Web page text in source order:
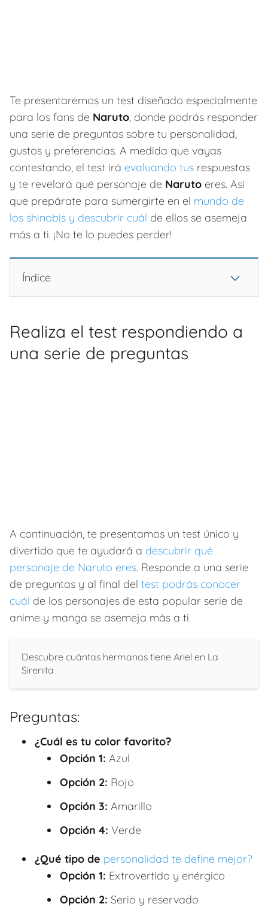
Te presentaremos un test diseñado especialmente
para los fans de Naruto, donde podrás responder
una serie de preguntas sobre tu personalidad,
gustos y preferencias. A medida que vayas
contestando, el test irá evaluando tus respuestas
y te revelará qué personaje de Naruto eres. Así
que prepárate para sumergirte en el mundo de
los shinobis y descubrir cuál de ellos se asemeja
más a ti. ¡No te lo puedes perder!
Índice
Realiza el test respondiendo a
una serie de preguntas
A continuación, te presentamos un test único y
divertido que te ayudará a descubrir qué
personaje de Naruto eres. Responde a una serie
de preguntas y al final del test podrás conocer
cuál de los personajes de esta popular serie de
anime y manga se asemeja más a ti.
Descubre cuántas hermanas tiene Ariel en La
Sirenita
Preguntas:
¿Cuál es tu color favorito?
Opción 1: Azul
Opción 2: Rojo
Opción 3: Amarillo
Opción 4: Verde
¿Qué tipo de personalidad te define mejor?
Opción 1: Extrovertido y enérgico
Opción 2: Serio y reservado